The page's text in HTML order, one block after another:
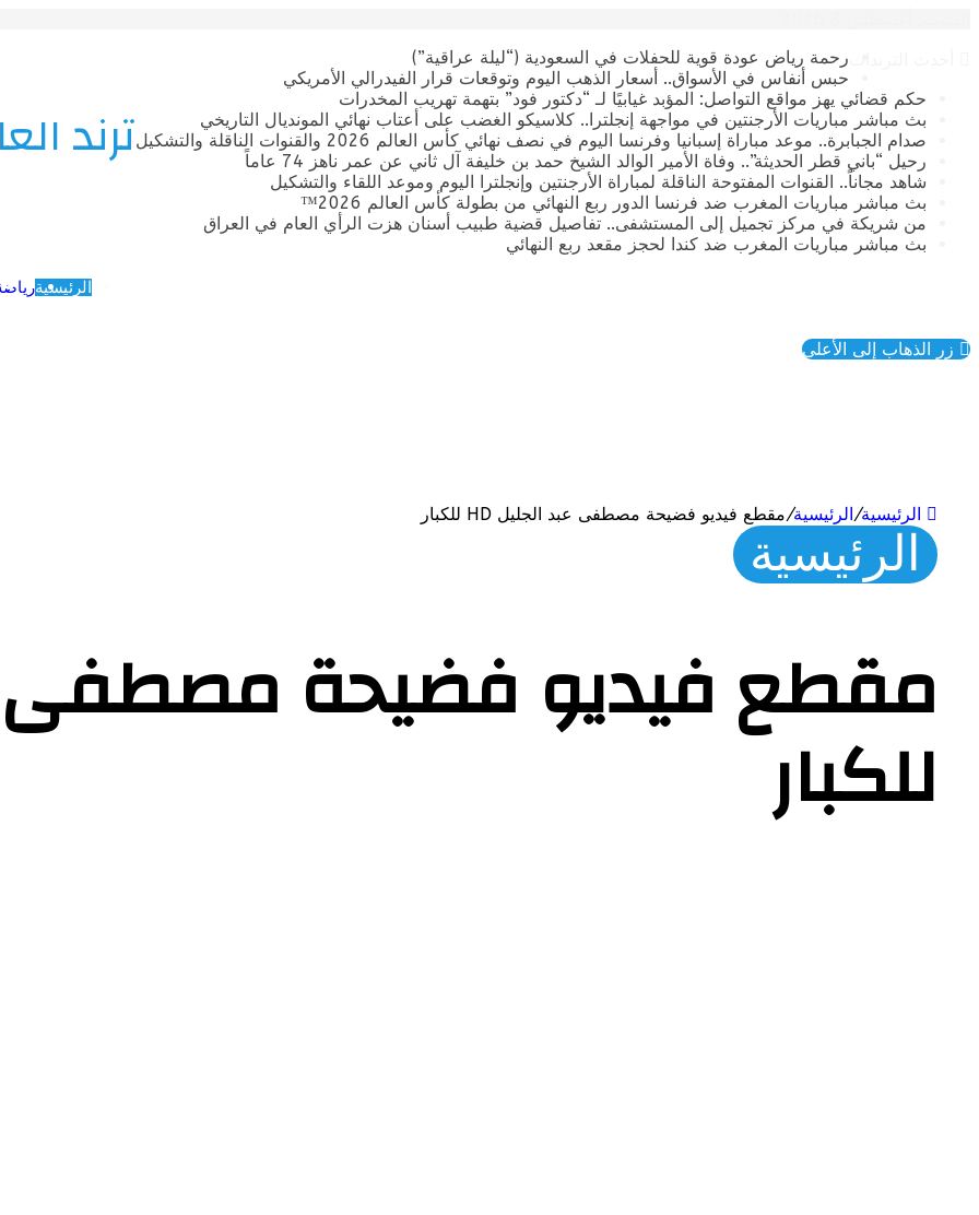
رحمة رياض عودة قوية للحفلات في السعودية (“ليلة عراقية”)
حبس أنفاس في الأسواق.. أسعار الذهب اليوم وتوقعات قرار الفيدرالي الأمريكي
حكم قضائي يهز مواقع التواصل: المؤبد غيابيًا لـ “دكتور فود” بتهمة تهريب المخدرات
بث مباشر مباريات الأرجنتين في مواجهة إنجلترا.. كلاسيكو الغضب على أعتاب نهائي المونديال التاريخي
صدام الجبابرة.. موعد مباراة إسبانيا وفرنسا اليوم في نصف نهائي كأس العالم 2026 والقنوات الناقلة والتشكيل
رحيل “باني قطر الحديثة”.. وفاة الأمير الوالد الشيخ حمد بن خليفة آل ثاني عن عمر ناهز 74 عاماً
​شاهد مجاناً.. القنوات المفتوحة الناقلة لمباراة الأرجنتين وإنجلترا اليوم وموعد اللقاء والتشكيل
بث مباشر مباريات المغرب ضد فرنسا الدور ربع النهائي من بطولة كأس العالم 2026™
من شريكة في مركز تجميل إلى المستشفى.. تفاصيل قضية طبيب أسنان هزت الرأي العام في العراق
بث مباشر مباريات المغرب ضد كندا لحجز مقعد ربع النهائي
ترند
الرئيسية
الرئيسية/الرئيسية/مقطع فيديو فضيحة مصطفى عبد الجليل HD للكبار
الرئيسية
للكبار
زر الذهاب إلى الأعلى